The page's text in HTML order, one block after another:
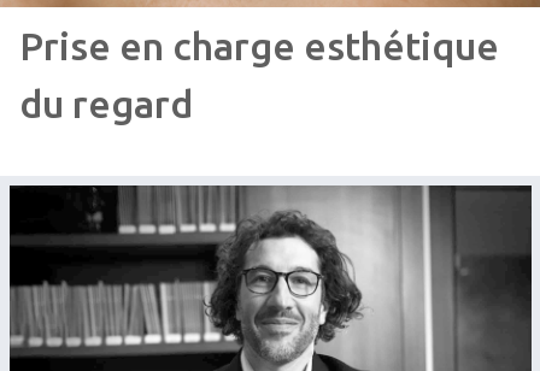
Prise en charge esthétique
du regard